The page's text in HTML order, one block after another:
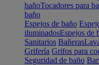
bañoTocadores para
baño
Espejos de baño
iluminadosEspejos de
Sanitarios Bañeras
Grifería Grifos para
Seguridad de baño